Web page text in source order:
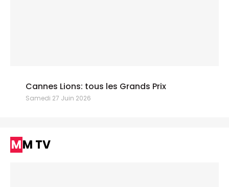
Cannes Lions: tous les Grands Prix
Samedi 27 Juin 2026
MM TV